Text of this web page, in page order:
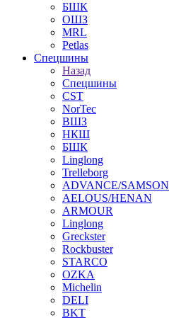
БШК
ОШЗ
MRL
Petlas
Спецшины
Назад
Спецшины
CST
NorTec
ВШЗ
НКШ
БШК
Linglong
Trelleborg
ADVANCE/SAMSON
AELOUS/HENAN
ARMOUR
Linglong
Greckster
Rockbuster
STARCO
OZKA
Michelin
DELI
BKT